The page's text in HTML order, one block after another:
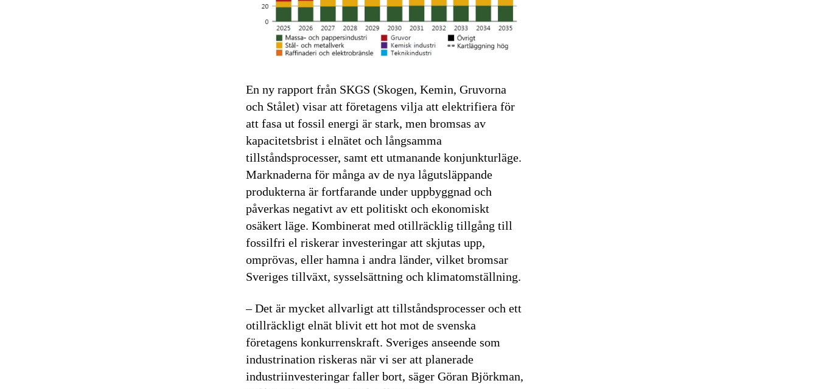
En ny rapport från SKGS (Skogen, Kemin, Gruvorna
och Stålet) visar att företagens vilja att elektrifiera för
att fasa ut fossil energi är stark, men bromsas av
kapacitetsbrist i elnätet och långsamma
tillståndsprocesser, samt ett utmanande konjunkturläge.
Marknaderna för många av de nya lågutsläppande
produkterna är fortfarande under uppbyggnad och
påverkas negativt av ett politiskt och ekonomiskt
osäkert läge. Kombinerat med otillräcklig tillgång till
fossilfri el riskerar investeringar att skjutas upp,
omprövas, eller hamna i andra länder, vilket bromsar
Sveriges tillväxt, sysselsättning och klimatomställning.
– Det är mycket allvarligt att tillståndsprocesser och ett
otillräckligt elnät blivit ett hot mot de svenska
företagens konkurrenskraft. Sveriges anseende som
industrination riskeras när vi ser att planerade
industriinvesteringar faller bort, säger Göran Björkman,